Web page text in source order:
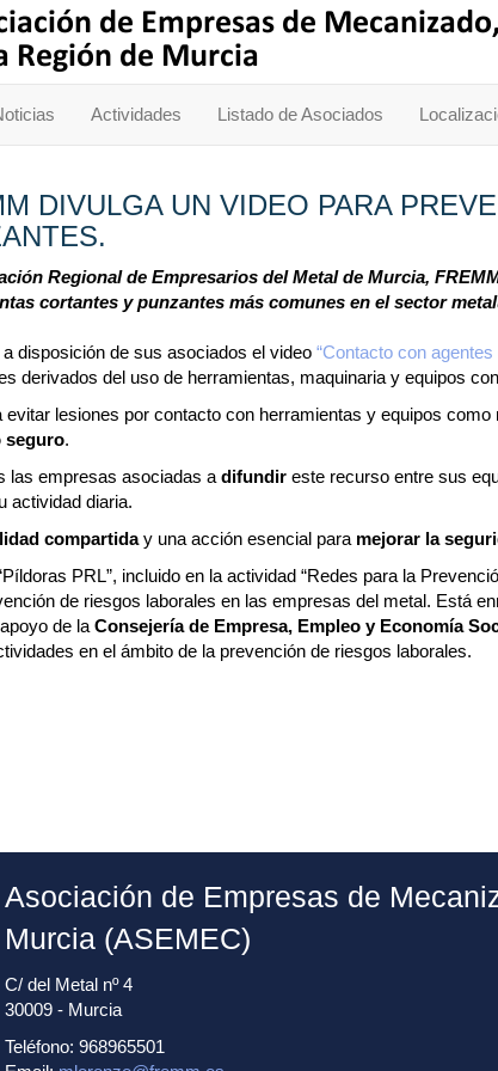
Actividades Listado de Asociados
DIVULGA UN VIDEO PARA
Regional de Empresarios del Metal de Murcia,
cortantes y punzantes más comunes en el sector
disposición de sus asociados el video “Contacto con
derivados del uso de herramientas, maquinaria y equipos
lesiones por contacto con herramientas y equipos como
seguro.
las empresas asociadas a difundir este recurso entre sus
actividad diaria.
compartiday una acción esencial para mejorar la
PRL”, incluido en la actividad “Redes para la
de riesgos laborales en las empresas del metal. Está
de la Consejería de Empresa, Empleo y Economía
en el ámbito de la prevención de riesgos laborales.
Asociación de Empresas de
Murcia (ASEMEC)
C/ del Metal nº 4
30009 - Murcia
Teléfono: 968965501